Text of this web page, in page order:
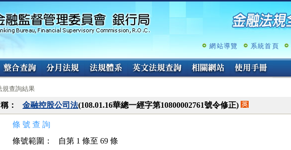
跳
容
網站導覽 系統首頁
規查詢結果
： 金融控股公司法(108.01.16華總一經字第10800002761號令修正)
條 號 查 詢
條號範圍：
自第 1 條至 69 條